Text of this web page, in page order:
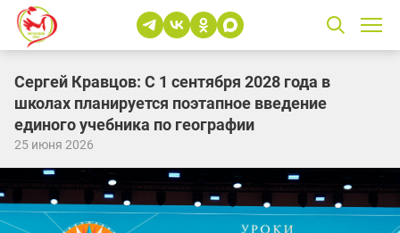
Сергей Кравцов: С 1 сентября 2028 года в
школах планируется поэтапное введение
единого учебника по географии
25 июня 2026